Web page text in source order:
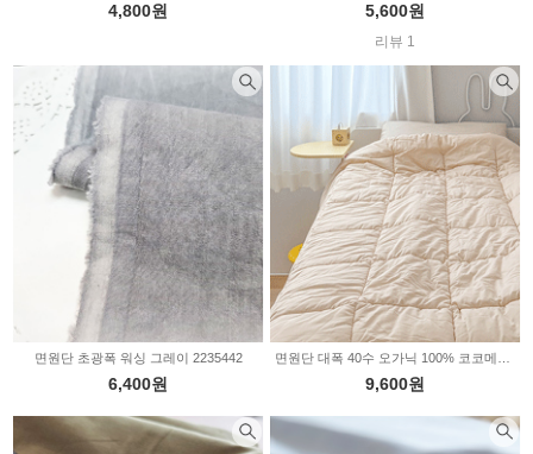
4,800원 5,600원
리뷰 1
면원단 초광폭 워싱 그레이 2235442
6,400원 9,600원